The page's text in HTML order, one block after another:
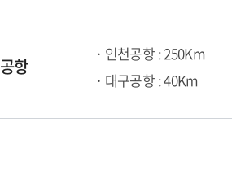
공항
· 인천공항 : 250Km
· 대구공항 : 40Km